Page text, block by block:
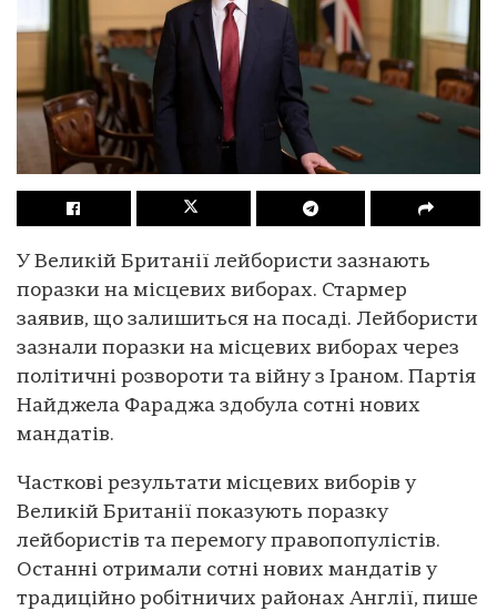
У Великій Британії лейбористи зазнають
поразки на місцевих виборах. Стармер
заявив, що залишиться на посаді. Лейбористи
зазнали поразки на місцевих виборах через
політичні розвороти та війну з Іраном. Партія
Найджела Фараджа здобула сотні нових
мандатів.
Часткові результати місцевих виборів у
Великій Британії показують поразку
лейбористів та перемогу правопопулістів.
Останні отримали сотні нових мандатів у
традиційно робітничих районах Англії, пише